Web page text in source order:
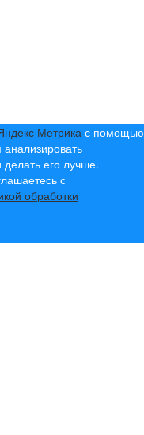
Метрика с помощью
его лучше.
с
обработки